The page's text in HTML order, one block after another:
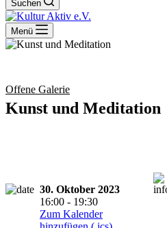
Suchen
Menü
Offene Galerie
Kunst und Meditation
30. Oktober 2023
16:00 - 19:30
Zum Kalender